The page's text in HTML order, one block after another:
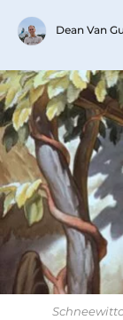
Dean Van